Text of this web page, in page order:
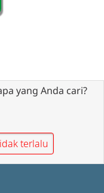
yang Anda cari?
terlalu